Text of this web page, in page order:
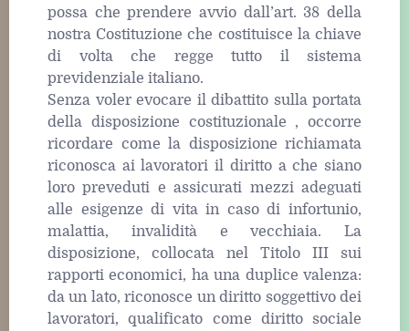
possa che prendere avvio dall’art. 38 della
nostra Costituzione che costituisce la chiave
di volta che regge tutto il sistema
previdenziale italiano.
Senza voler evocare il dibattito sulla portata
della disposizione costituzionale , occorre
ricordare come la disposizione richiamata
riconosca ai lavoratori il diritto a che siano
loro preveduti e assicurati mezzi adeguati
alle esigenze di vita in caso di infortunio,
malattia, invalidità e vecchiaia. La
disposizione, collocata nel Titolo III sui
rapporti economici, ha una duplice valenza:
da un lato, riconosce un diritto soggettivo dei
lavoratori, qualificato come diritto sociale